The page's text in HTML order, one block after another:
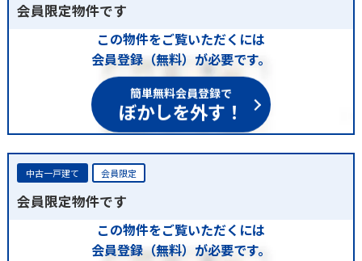
会員限定物件です
この物件をご覧いただくには
会員登録（無料）が必要です。
簡単無料会員登録で
ぼかしを外す！
中古一戸建て 会員限定
会員限定物件です
この物件をご覧いただくには
会員登録（無料）が必要です。